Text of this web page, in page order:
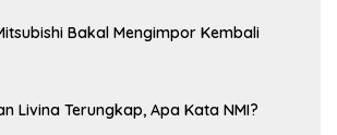
Bakal Mengimpor Kembali
Livina Terungkap, Apa Kata NMI?